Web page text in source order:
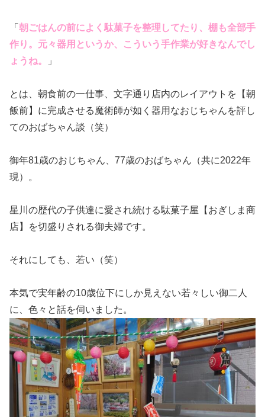
「 朝ごはんの前によく駄菓子を整理してたり、棚も全部手
作り。元々器用というか、こういう手作業が好きなんでし
ょうね。
」
とは、朝食前の一仕事、文字通り店内のレイアウトを【朝
飯前】に完成させる魔術師が如く器用なおじちゃんを評し
てのおばちゃん談（笑）
御年81歳のおじちゃん、77歳のおばちゃん（共に2022年
現）。
星川の歴代の子供達に愛され続ける駄菓子屋【おぎしま商
店】を切盛りされる御夫婦です。
それにしても、若い（笑）
本気で実年齢の10歳位下にしか見えない若々しい御二人
に、色々と話を伺いました。